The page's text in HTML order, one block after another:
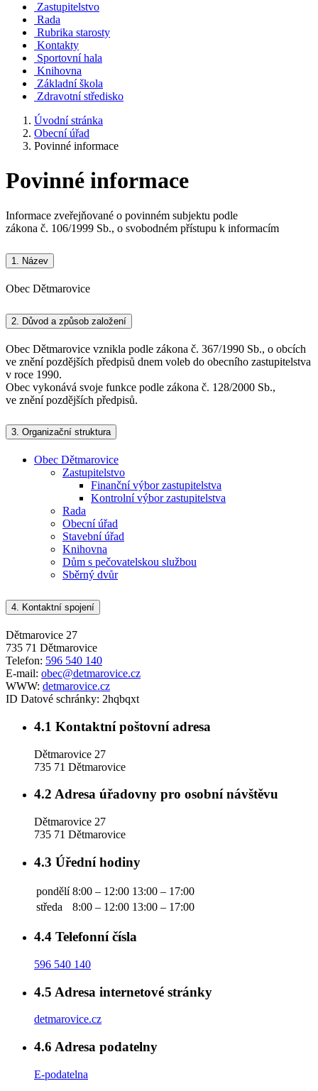
Zastupitelstvo
Rada
Rubrika starosty
Kontakty
Sportovní hala
Knihovna
Základní škola
Zdravotní středisko
Úvodní stránka
Obecní úřad
Povinné informace
Povinné informace
Informace zveřejňované o povinném subjektu podle
zákona č. 106/1999 Sb., o svobodném přístupu k informacím
1. Název
Obec Dětmarovice
2. Důvod a způsob založení
Obec Dětmarovice vznikla podle zákona č. 367/1990 Sb., o obcích
ve znění pozdějších předpisů dnem voleb do obecního zastupitelstva
v roce 1990.
Obec vykonává svoje funkce podle zákona č. 128/2000 Sb.,
ve znění pozdějších předpisů.
3. Organizační struktura
Obec Dětmarovice
Zastupitelstvo
Finanční výbor zastupitelstva
Kontrolní výbor zastupitelstva
Rada
Obecní úřad
Stavební úřad
Knihovna
Dům s pečovatelskou službou
Sběrný dvůr
4. Kontaktní spojení
Dětmarovice 27
735 71 Dětmarovice
Telefon: 596 540 140
E-mail: obec@detmarovice.cz
WWW: detmarovice.cz
ID Datové schránky: 2hqbqxt
4.1 Kontaktní poštovní adresa
Dětmarovice 27
735 71 Dětmarovice
4.2 Adresa úřadovny pro osobní návštěvu
Dětmarovice 27
735 71 Dětmarovice
4.3 Úřední hodiny
pondělí 8:00 – 12:00 13:00 – 17:00
středa
8:00 – 12:00 13:00 – 17:00
4.4 Telefonní čísla
596 540 140
4.5 Adresa internetové stránky
detmarovice.cz
4.6 Adresa podatelny
E-podatelna